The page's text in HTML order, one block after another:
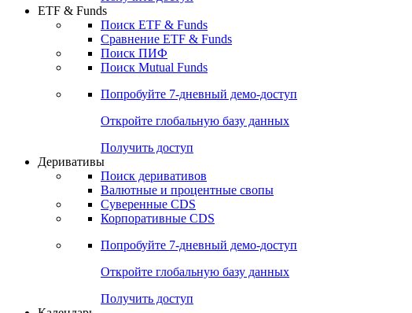
Откройте глобальную базу данных
Получить доступ
ETF & Funds
Поиск ETF & Funds
Сравнение ETF & Funds
Поиск ПИФ
Поиск Mutual Funds
Попробуйте7-дневный
Откройте глобальную базу данных
Получить доступ
Деривативы
Поиск деривативов
Валютные и процентные свопы
Суверенные CDS
Корпоративные CDS
Попробуйте7-дневный